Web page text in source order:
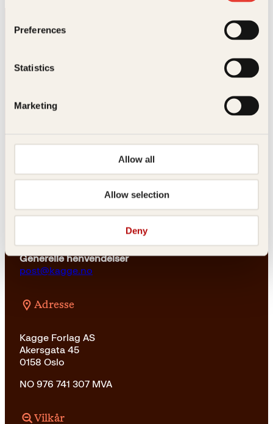
Preferences
Statistics
Marketing
Allow all
Allow selection
Deny
kundeservice@kagge.no
For bokhandlere og forfattere
Vil du sende inn et manuskript?
Generelle henvendelser
post@kagge.no
Adresse
Kagge Forlag AS
Akersgata 45
0158 Oslo
NO 976 741 307 MVA
Vilkår